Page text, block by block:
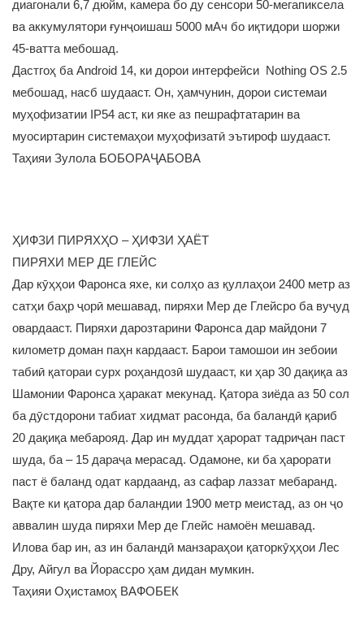
диагонали 6,7 дюйм, камера бо ду сенсори 50-мегапиксела
ва аккумулятори ғунҷоишаш 5000 мАч бо иқтидори шоржи
45-ватта мебошад.
Дастгоҳ ба Android 14, ки дорои интерфейси Nothing OS 2.5
мебошад, насб шудааст. Он, ҳамчунин, дорои системаи
муҳофизатии IP54 аст, ки яке аз пешрафтатарин ва
муосиртарин системаҳои муҳофизатӣ эътироф шудааст.
Таҳияи Зулола БОБОРАҶАБОВА
ҲИФЗИ ПИРЯХҲО – ҲИФЗИ ҲАЁТ
ПИРЯХИ МЕР ДЕ ГЛЕЙС
Дар кӯҳҳои Фаронса яхе, ки солҳо аз қуллаҳои 2400 метр аз
сатҳи баҳр ҷорӣ мешавад, пиряхи Мер де Глейсро ба вуҷуд
овардааст. Пиряхи дарозтарини Фаронса дар майдони 7
километр доман паҳн кардааст. Барои тамошои ин зебоии
табиӣ қатораи сурх роҳандозӣ шудааст, ки ҳар 30 дақиқа аз
Шамонии Фаронса ҳаракат мекунад. Қатора зиёда аз 50 сол
ба дӯстдорони табиат хидмат расонда, ба баландӣ қариб
20 дақиқа мебарояд. Дар ин муддат ҳарорат тадриҷан паст
шуда, ба – 15 дараҷа мерасад. Одамоне, ки ба ҳарорати
паст ё баланд одат кардаанд, аз сафар лаззат мебаранд.
Вақте ки қатора дар баландии 1900 метр меистад, аз он ҷо
аввалин шуда пиряхи Мер де Глейс намоён мешавад.
Илова бар ин, аз ин баландӣ манзараҳои қаторкӯҳҳои Лес
Дру, Айгул ва Йорассро ҳам дидан мумкин.
Таҳияи Оҳистамоҳ ВАФОБЕК